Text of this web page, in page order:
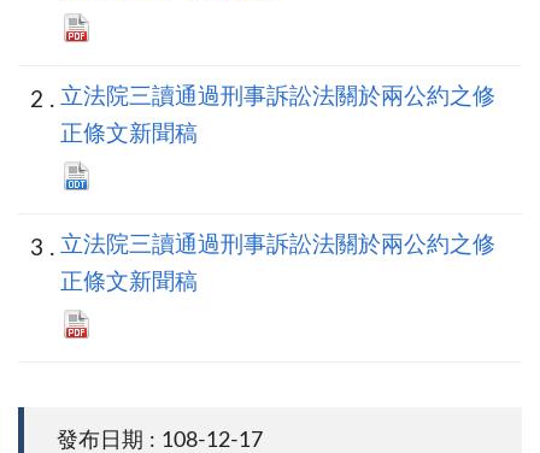
立法院三讀通過刑事訴訟法關於兩公約之修
正條文新聞稿
立法院三讀通過刑事訴訟法關於兩公約之修
正條文新聞稿
發布日期 : 108-12-17